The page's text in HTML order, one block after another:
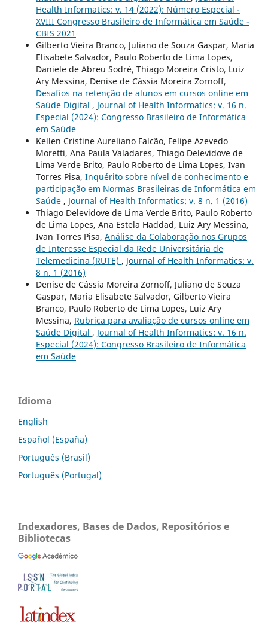
Health Informatics: v. 14 (2022): Número Especial -
XVIII Congresso Brasileiro de Informática em Saúde -
CBIS 2021
Gilberto Vieira Branco, Juliano de Souza Gaspar, Maria
Elisabete Salvador, Paulo Roberto de Lima Lopes,
Daniele de Abreu Sodré, Thiago Moreira Cristo, Luiz
Ary Messina, Denise de Cássia Moreira Zornoff,
Desafios na retenção de alunos em cursos online em
Saúde Digital , Journal of Health Informatics: v. 16 n.
Especial (2024): Congresso Brasileiro de Informática
em Saúde
Kellen Cristine Aureliano Falcão, Felipe Azevedo
Moretti, Ana Paula Valadares, Thiago Delevidove de
Lima Verde Brito, Paulo Roberto de Lima Lopes, Ivan
Torres Pisa, Inquérito sobre nível de conhecimento e
participação em Normas Brasileiras de Informática em
Saúde , Journal of Health Informatics: v. 8 n. 1 (2016)
Thiago Delevidove de Lima Verde Brito, Paulo Roberto
de Lima Lopes, Ana Estela Haddad, Luiz Ary Messina,
Ivan Torres Pisa, Análise da Colaboração nos Grupos
de Interesse Especial da Rede Universitária de
Telemedicina (RUTE) , Journal of Health Informatics: v.
8 n. 1 (2016)
Denise de Cássia Moreira Zornoff, Juliano de Souza
Gaspar, Maria Elisabete Salvador, Gilberto Vieira
Branco, Paulo Roberto de Lima Lopes, Luiz Ary
Messina, Rubrica para avaliação de cursos online em
Saúde Digital , Journal of Health Informatics: v. 16 n.
Especial (2024): Congresso Brasileiro de Informática
em Saúde
Idioma
English
Español (España)
Português (Brasil)
Português (Portugal)
Indexadores, Bases de Dados, Repositórios e
Bibliotecas